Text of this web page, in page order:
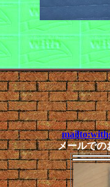
メールでの